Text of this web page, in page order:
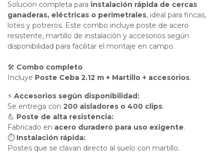
Solución completa para instalación rápida de cercas
ganaderas, eléctricas o perimetrales, ideal para fincas,
lotes y potreros. Este combo incluye poste de acero
resistente, martillo de instalación y accesorios según
disponibilidad para facilitar el montaje en campo.
🛠 Combo completo
Incluye Poste Ceba 2.12 m + Martillo + accesorios.
⚡ Accesorios según disponibilidad:
Se entrega con 200 aisladores o 400 clips.
💪 Poste de alta resistencia:
Fabricado en acero duradero para uso exigente.
⏱ Instalación rápida:
Postes que se clavan directo al suelo con martillo.